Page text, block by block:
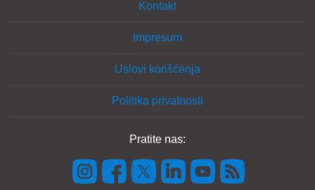
Kontakt
Impresum
Uslovi korišćenja
Politika privatnosti
Pratite nas: